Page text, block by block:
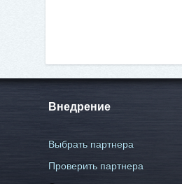
Внедрение
Выбрать партнера
Проверить партнера